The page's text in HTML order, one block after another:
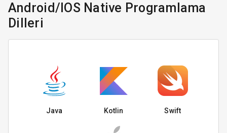
Android/IOS Native Programlama
Dilleri
Java Kotlin Swift